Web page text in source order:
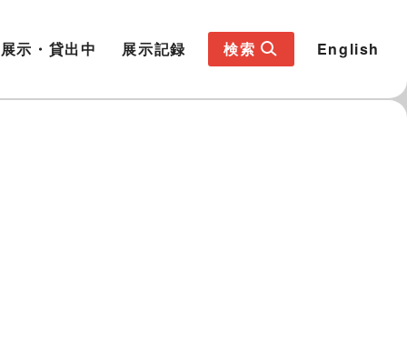
展示・貸出中 展示記録 検索 English